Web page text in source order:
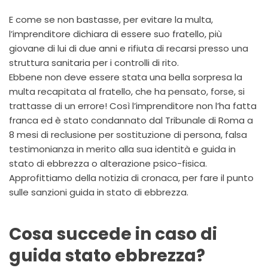
E come se non bastasse, per evitare la multa,
l’imprenditore dichiara di essere suo fratello, più
giovane di lui di due anni e rifiuta di recarsi presso una
struttura sanitaria per i controlli di rito.
Ebbene non deve essere stata una bella sorpresa la
multa recapitata al fratello, che ha pensato, forse, si
trattasse di un errore! Così l’imprenditore non l’ha fatta
franca ed è stato condannato dal Tribunale di Roma a
8 mesi di reclusione per sostituzione di persona, falsa
testimonianza in merito alla sua identità e guida in
stato di ebbrezza o alterazione psico-fisica.
Approfittiamo della notizia di cronaca, per fare il punto
sulle sanzioni guida in stato di ebbrezza.
Cosa succede in caso di
guida stato ebbrezza?